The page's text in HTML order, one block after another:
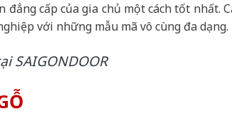
cấp của gia chủ một cách tốt nhất.
với những mẫu mã vô cùng đa dạng.
SAIGONDOOR